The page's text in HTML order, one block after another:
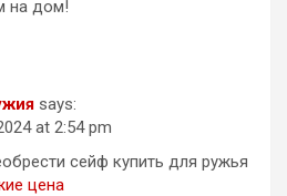
на дом!
says:
at 2:54 pm
сейф купить для ружья
цена